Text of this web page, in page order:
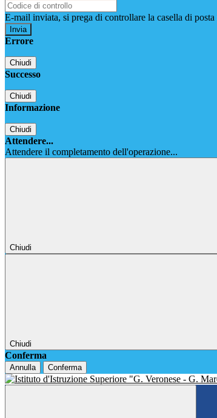
E-mail inviata, si prega di controllare la casella di posta
Errore
Chiudi
Successo
Chiudi
Informazione
Chiudi
Attendere...
Attendere il completamento dell'operazione...
Chiudi
Chiudi
Conferma
Annulla Conferma